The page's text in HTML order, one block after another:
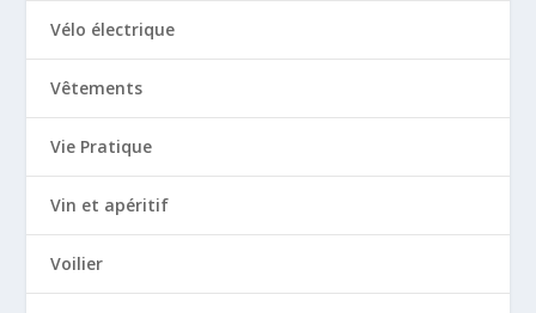
Vélo électrique
Vêtements
Vie Pratique
Vin et apéritif
Voilier